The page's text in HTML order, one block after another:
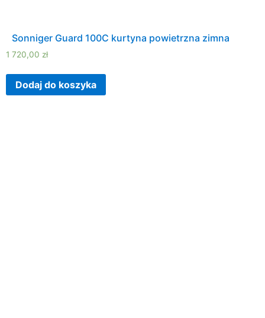
Sonniger Guard 100C kurtyna powietrzna zimna
1 720,00 zł
Dodaj do koszyka